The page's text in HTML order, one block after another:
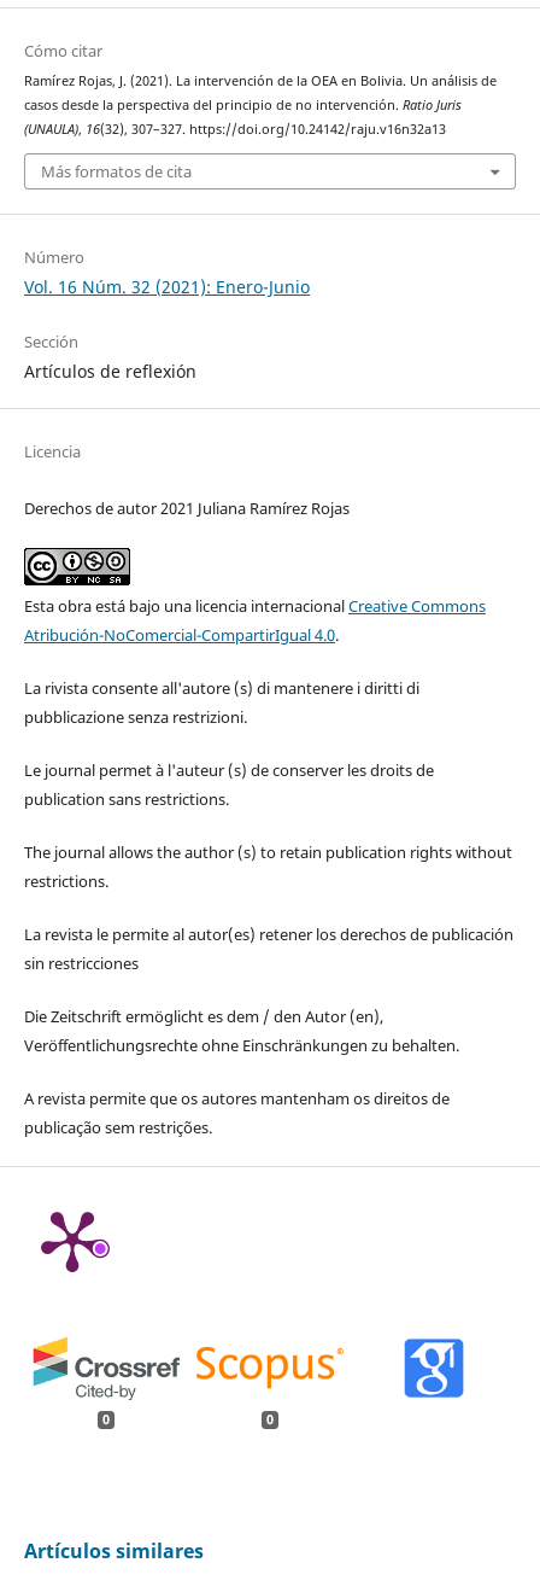
Cómo citar
Ramírez Rojas, J. (2021). La intervención de la OEA en Bolivia. Un análisis de
casos desde la perspectiva del principio de no intervención. Ratio Juris
(UNAULA), 16(32), 307–327. https://doi.org/10.24142/raju.v16n32a13
Más formatos de cita
Número
Vol. 16 Núm. 32 (2021): Enero-Junio
Sección
Artículos de reflexión
Licencia
Derechos de autor 2021 Juliana Ramírez Rojas
Esta obra está bajo una licencia internacionalCreative Commons
Atribución-NoComercial-CompartirIgual 4.0.
La rivista consente all'autore (s) di mantenere i diritti di
pubblicazione senza restrizioni.
Le journal permet à l'auteur (s) de conserver les droits de
publication sans restrictions.
The journal allows the author (s) to retain publication rights without
restrictions.
La revista le permite al autor(es) retener los derechos de publicación
sin restricciones
Die Zeitschrift ermöglicht es dem / den Autor (en),
Veröffentlichungsrechte ohne Einschränkungen zu behalten.
A revista permite que os autores mantenham os direitos de
publicação sem restrições.
0 0
Artículos similares